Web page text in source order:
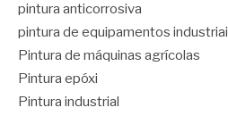
pintura anticorrosiva
pintura de equipamentos
Pintura de máquinas agrícolas
Pintura epóxi
Pintura industrial